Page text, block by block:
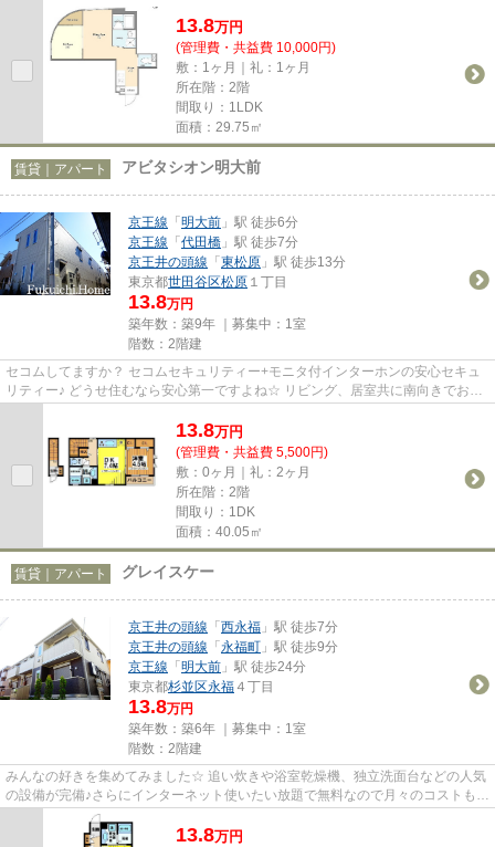
デザインも他とは違うお部屋で...
13.8万円
(管理費・共益費 10,000円)
敷：1ヶ月｜礼：1ヶ月
所在階：2階
間取り：1LDK
面積：29.75㎡
賃貸｜アパート アビタシオン明大前
京王線 「明大前 」駅 徒歩6分
京王線 「代田橋 」駅 徒歩7分
京王井の頭線 「東松原 」駅 徒歩13分
東京都世田谷区松原 １丁目
13.8万円
築年数：築9年 ｜募集中： 1室
階数：2階建
セコムしてますか？ セコムセキュリティー+モニタ付インターホンの安心セキュ
リティー♪ どうせ住むなら安心第一ですよね☆ リビング、居室共に南向きでお日
様の光が燦々と♪ さらにイン...
13.8万円
(管理費・共益費 5,500円)
敷：0ヶ月｜礼：2ヶ月
所在階：2階
間取り：1DK
面積：40.05㎡
賃貸｜アパート グレイスケー
京王井の頭線 「西永福 」駅 徒歩7分
京王井の頭線 「永福町 」駅 徒歩9分
京王線 「明大前 」駅 徒歩24分
東京都杉並区永福 ４丁目
13.8万円
築年数：築6年 ｜募集中： 1室
階数：2階建
みんなの好きを集めてみました☆ 追い炊きや浴室乾燥機、独立洗面台などの人気
の設備が完備♪さらにインターネット使いたい放題で無料なので月々のコストも抑
えられます☆また、2路線使え...
13.8万円